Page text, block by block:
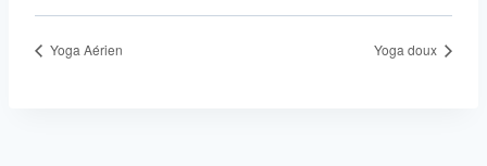
Yoga Aérien Yoga doux